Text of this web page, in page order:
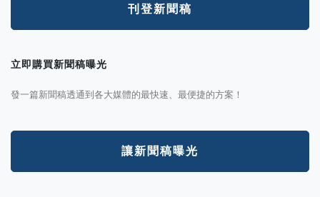
刊登新聞稿
立即購買新聞稿曝光
發一篇新聞稿透通到各大媒體的最快速、最便捷的方案！
讓新聞稿曝光